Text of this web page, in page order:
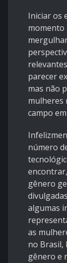
Iniciar os
momento
parecer
mas não
mulheres
campo
número
gênero
algumas
as
no Brasil,
gênero e